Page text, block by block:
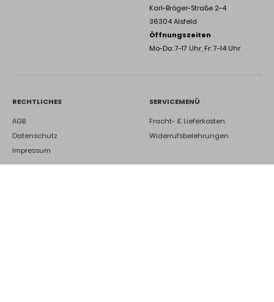
Karl-Bröger-Straße 2-4
36304 Alsfeld
Öffnungszeiten
Mo-Do: 7-17 Uhr, Fr: 7-14 Uhr
RECHTLICHES
AGB
Datenschutz
Impressum
SERVICEMENÜ
Fracht- & Lieferkosten
Widerrufsbelehrungen